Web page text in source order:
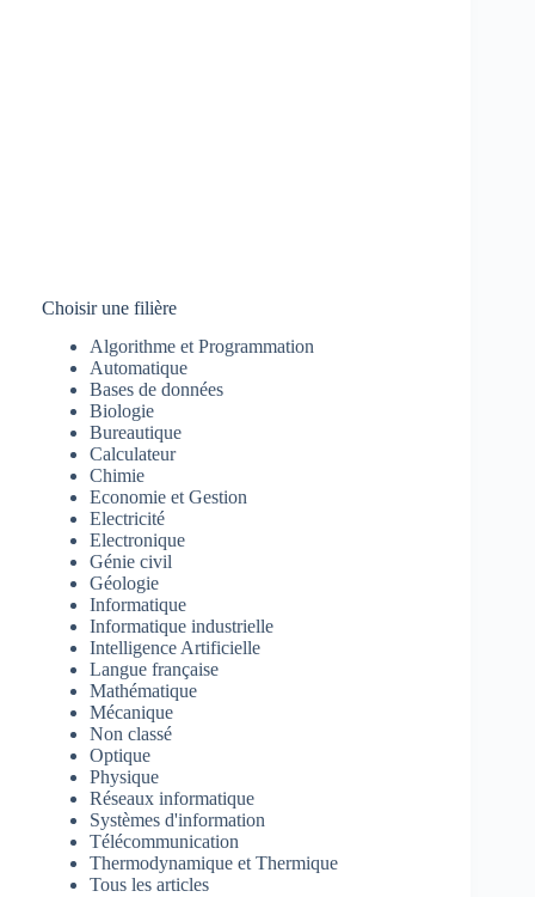
Choisir une filière
Algorithme et Programmation
Automatique
Bases de données
Biologie
Bureautique
Calculateur
Chimie
Economie et Gestion
Electricité
Electronique
Génie civil
Géologie
Informatique
Informatique industrielle
Intelligence Artificielle
Langue française
Mathématique
Mécanique
Non classé
Optique
Physique
Réseaux informatique
Systèmes d'information
Télécommunication
Thermodynamique et Thermique
Tous les articles